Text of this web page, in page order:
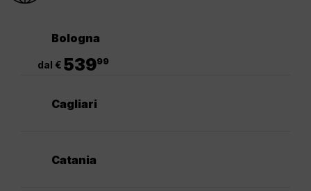
Bologna
dal € 53999
Cagliari
Catania